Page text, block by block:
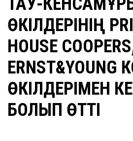
ӨКІЛДЕРІНІҢ
HOUSE
ӨКІЛДЕРІМЕН
БОЛЫП ӨТТІ